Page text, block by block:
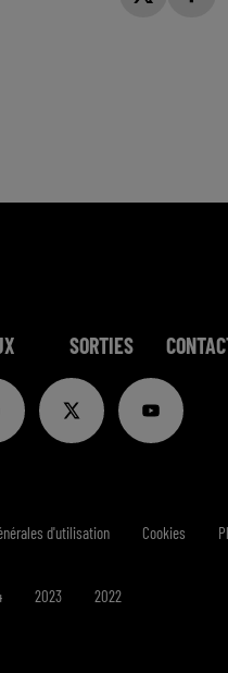
SORTIES
d'utilisation Cookies
2023 2022